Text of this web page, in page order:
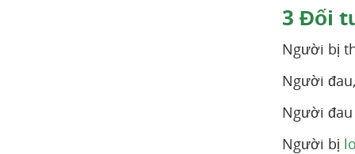
3 Đối
Người bị
Người
Người
Người bị